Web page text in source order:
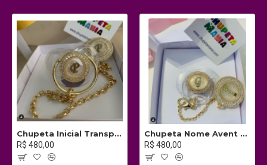
Chupeta Inicial Transparente c/ Prendedor
R$ 480,00
Chupeta Nome Avent c/ Prendedor
R$ 480,00